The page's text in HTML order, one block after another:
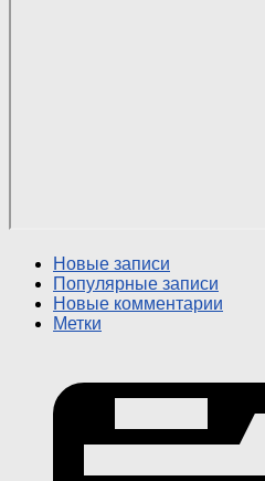
Новые записи
Популярные записи
Новые комментарии
Метки